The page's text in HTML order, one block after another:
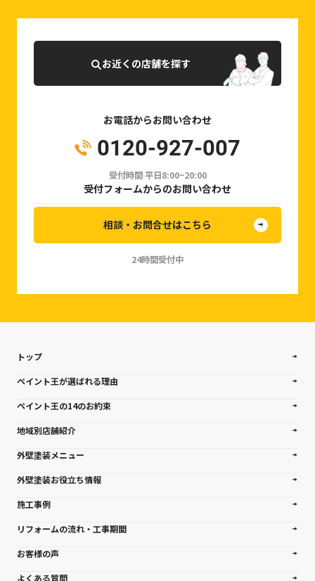
お近くの店舗を探す
お電話からお問い合わせ
0120-927-007
受付時間 平日8:00~20:00
受付フォームからのお問い合わせ
相談・お問合せはこちら
24時間受付中
トップ
ペイント王が選ばれる理由
ペイント王の14のお約束
地域別店舗紹介
外壁塗装メニュー
外壁塗装お役立ち情報
施工事例
リフォームの流れ・工事期間
お客様の声
よくある質問